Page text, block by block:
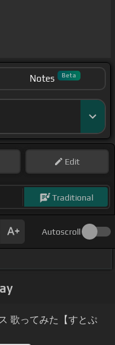
Notes Beta
Edit
Traditional
Autoscroll
歌ってみた【すとぷ